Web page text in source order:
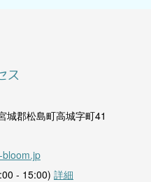
ス
城郡松島町高城字町41
- 15:00) 詳細